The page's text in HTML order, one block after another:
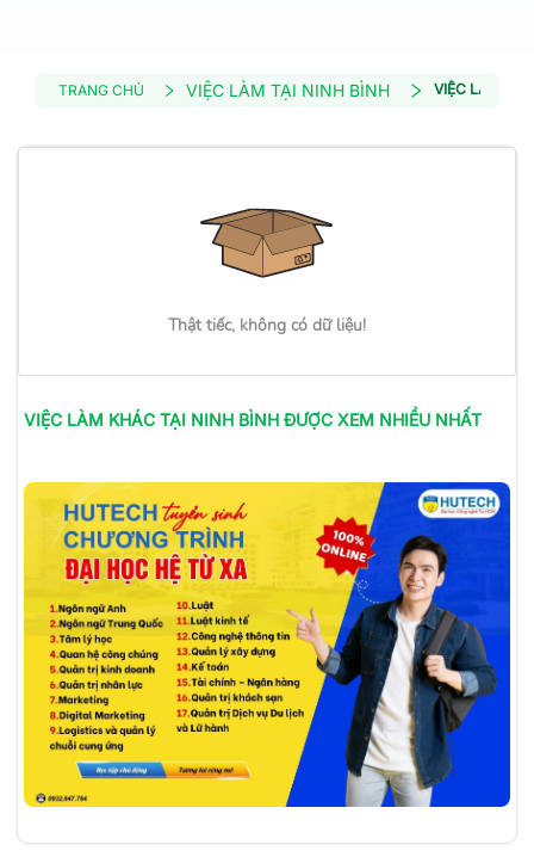
TRANG CHỦ VIỆC LÀM TẠI NINH BÌNH VIỆC LÀM
Thật tiếc, không có dữ liệu!
VIỆC LÀM KHÁC TẠI NINH BÌNH ĐƯỢC XEM NHIỀU NHẤT